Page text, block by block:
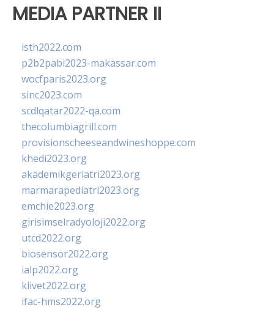
MEDIA PARTNER II
isth2022.com
p2b2pabi2023-makassar.com
wocfparis2023.org
sinc2023.com
scdlqatar2022-qa.com
thecolumbiagrill.com
provisionscheeseandwineshoppe.com
khedi2023.org
akademikgeriatri2023.org
marmarapediatri2023.org
emchie2023.org
girisimselradyoloji2022.org
utcd2022.org
biosensor2022.org
ialp2022.org
klivet2022.org
ifac-hms2022.org